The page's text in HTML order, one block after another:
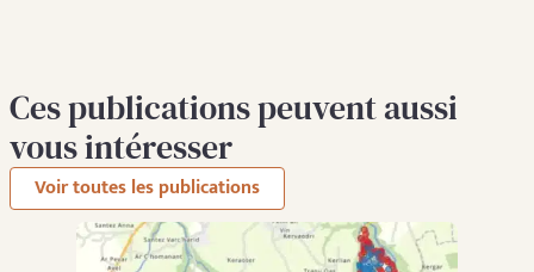
Ces publications peuvent aussi
vous intéresser
Voir toutes les publications